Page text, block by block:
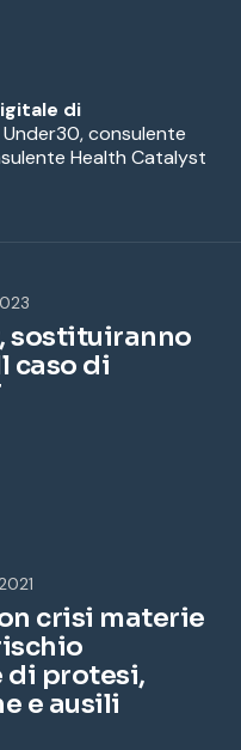
di
consulente
Health Catalyst
sostituiranno
caso di
crisi materie
protesi,
e ausili